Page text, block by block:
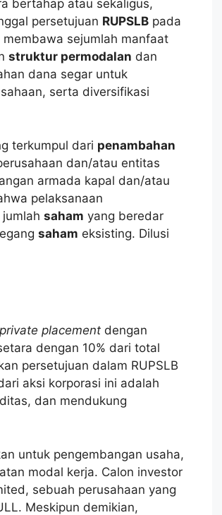
bertahap atau sekaligus,
persetujuan RUPSLB pada
membawa sejumlah manfaat
struktur permodalan dan
dana segar untuk
serta diversifikasi
terkumpul dari penambahan
dan/atau entitas
armada kapal dan/atau
pelaksanaan
saham yang beredar
saham eksisting. Dilusi
private placement dengan
dengan 10% dari total
persetujuan dalam RUPSLB
aksi korporasi ini adalah
dan mendukung
untuk pengembangan usaha,
modal kerja. Calon investor
sebuah perusahaan yang
Meskipun demikian,